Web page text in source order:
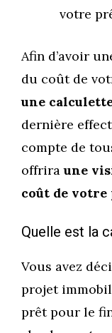
votre
Afin d’avoir
du coût de
une
dernière
compte de
offriraune
coût de votre
Quelle est la
Vous avez
projet
prêt pour le